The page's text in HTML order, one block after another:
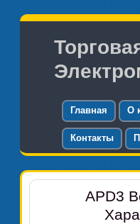
Главная О
Контакты
APD3